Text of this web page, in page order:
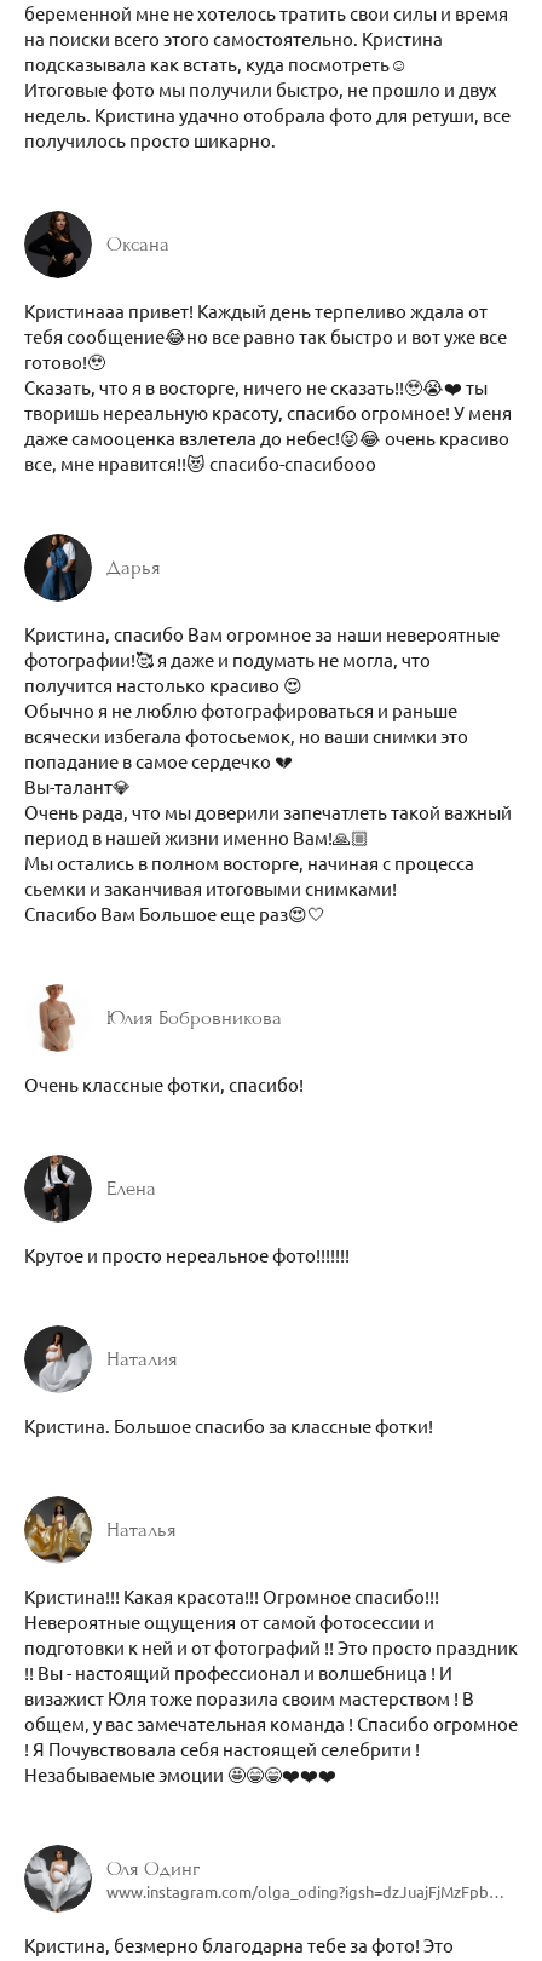
беременной мне не хотелось тратить свои силы и время
на поиски всего этого самостоятельно. Кристина
подсказывала как встать, куда посмотреть☺️
Итоговые фото мы получили быстро, не прошло и двух
недель. Кристина удачно отобрала фото для ретуши, все
получилось просто шикарно.
Оксана
Кристинааа привет! Каждый день терпеливо ждала от
тебя сообщение😂но все равно так быстро и вот уже все
готово!🥹
Сказать, что я в восторге, ничего не сказать!!🥹😭❤️ ты
творишь нереальную красоту, спасибо огромное! У меня
даже самооценка взлетела до небес!😝😂 очень красиво
все, мне нравится!!😻 спасибо-спасибооо
Дарья
Кристина, спасибо Вам огромное за наши невероятные
фотографии!🥰 я даже и подумать не могла, что
получится настолько красиво 😍
Обычно я не люблю фотографироваться и раньше
всячески избегала фотосьемок, но ваши снимки это
попадание в самое сердечко 💔
Вы-талант💎
Очень рада, что мы доверили запечатлеть такой важный
период в нашей жизни именно Вам!🙏🏼
Мы остались в полном восторге, начиная с процесса
сьемки и заканчивая итоговыми снимками!
Спасибо Вам Большое еще раз😍🤍
Юлия Бобровникова
Очень классные фотки, спасибо!
Елена
Крутое и просто нереальное фото!!!!!!!
Наталия
Кристина. Большое спасибо за классные фотки!
Наталья
Кристина!!! Какая красота!!! Огромное спасибо!!!
Невероятные ощущения от самой фотосессии и
подготовки к ней и от фотографий !! Это просто праздник
!! Вы - настоящий профессионал и волшебница ! И
визажист Юля тоже поразила своим мастерством ! В
общем, у вас замечательная команда ! Спасибо огромное
! Я Почувствовала себя настоящей селебрити !
Незабываемые эмоции 🤩😁😁❤️❤️❤️
Оля Одинг
www.instagram.com/olga_oding?igsh=dzJuajFjMzFpbWhy&utm_source=qr
Кристина, безмерно благодарна тебе за фото! Это